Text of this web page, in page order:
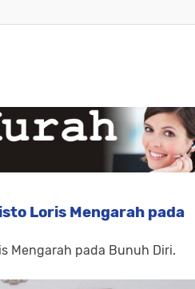
Loris Mengarah pada
Mengarah pada Bunuh Diri.